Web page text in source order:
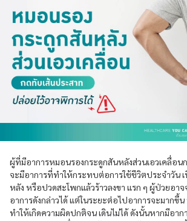
ผู้ที่มีอาการหมอนรองกระดูกสันหลังส่วนเอวเคลื่อน
จะมีอาการที่ทำให้กระทบต่อการใช้ชีวิตประจำวัน
หลัง หรือปวดสะโพกแล้วร้าวลงขา แรก ๆ ผู้ป่วยอา
อาการดังกล่าวได้ แต่ในระยะต่อไปอาการจะมากขึ้
ทำให้เกิดความผิดปกติจน เดินไม่ได้ ดังนั้นหากมีอาก